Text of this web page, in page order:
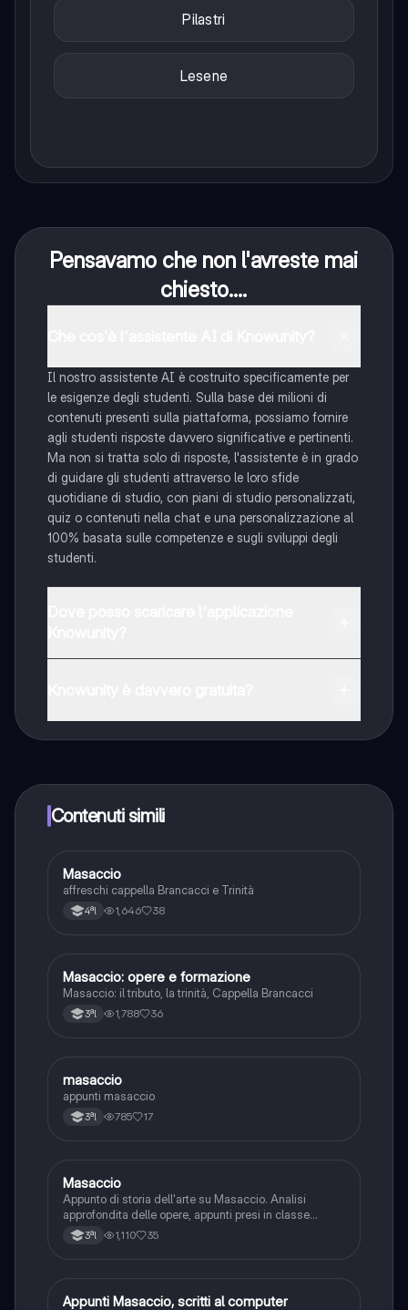
Pilastri
Lesene
Pensavamo che non l'avreste mai
chiesto....
Il nostro assistente AI è costruito specificamente per
le esigenze degli studenti. Sulla base dei milioni di
contenuti presenti sulla piattaforma, possiamo fornire
agli studenti risposte davvero significative e pertinenti.
Ma non si tratta solo di risposte, l'assistente è in grado
di guidare gli studenti attraverso le loro sfide
quotidiane di studio, con piani di studio personalizzati,
quiz o contenuti nella chat e una personalizzazione al
100% basata sulle competenze e sugli sviluppi degli
studenti.
Knowunity Premium, che consente di studiare senza
alcun limite!!
Contenuti simili
Storia dell'arte
Masaccio
affreschi cappella Brancacci e Trinità
4ªl 1,646 38
Storia dell'arte
Masaccio: opere e formazione
Masaccio: il tributo, la trinità, Cappella Brancacci
3ªl 1,788 36
Storia dell'arte
masaccio
appunti masaccio
3ªl 785 17
Storia dell'arte
Masaccio
Appunto di storia dell'arte su Masaccio. Analisi
approfondita delle opere, appunti presi in classe
integrati con il libro di testo.
3ªl 1,110 35
Storia dell'arte
Appunti Masaccio, scritti al computer